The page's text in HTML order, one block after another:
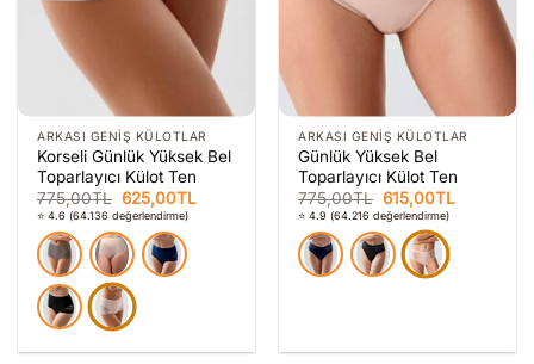
ARKASI GENIŞ KÜLOTLAR
Korseli Günlük Yüksek Bel
Toparlayıcı Külot Ten
775,00TL Orijinal
fiyat:
775,00TL.
625,00TL
⭐ 4.6 (64.136 değerlendirme)
ARKASI GENIŞ KÜLOTLAR
Günlük Yüksek Bel
Toparlayıcı Külot Ten
775,00TL Orijinal
fiyat:
775,00TL.
615,00TL
⭐ 4.9 (64.216 değerlendirme)